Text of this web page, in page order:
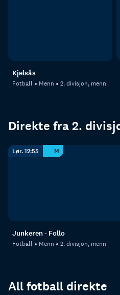
Kjelsås
Fotball Menn 2. divisjon, menn
Direkte fra 2.
Lør. 12:55 M
Junkeren - Follo
Fotball Menn 2. divisjon, menn
All fotball direkte